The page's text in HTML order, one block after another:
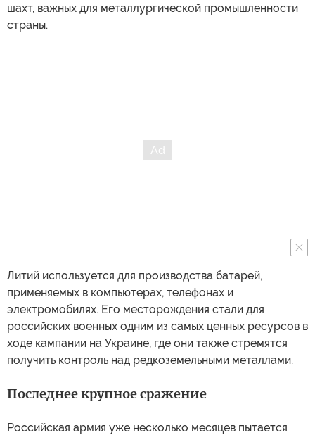
шахт, важных для металлургической промышленности
страны.
Литий используется для производства батарей,
применяемых в компьютерах, телефонах и
электромобилях. Его месторождения стали для
российских военных одним из самых ценных ресурсов в
ходе кампании на Украине, где они также стремятся
получить контроль над редкоземельными металлами.
Последнее крупное сражение
Российская армия уже несколько месяцев пытается